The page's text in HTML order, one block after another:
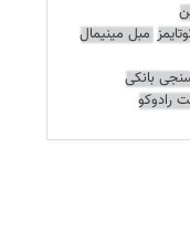
مبل مینیمال
بانکی
رادوکو